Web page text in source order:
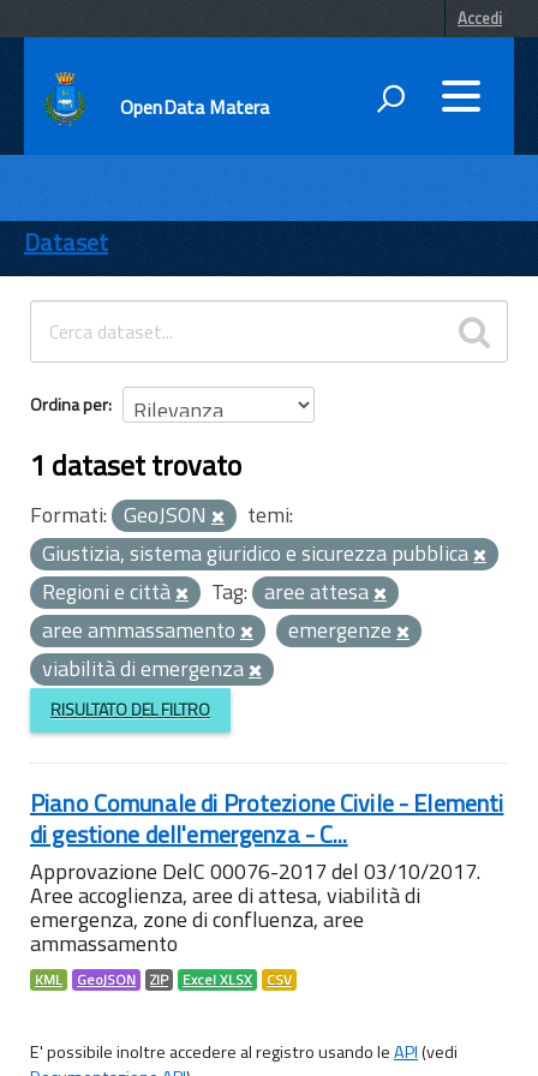
Accedi
OpenData Matera
ENTI
TEMI
INFORMAZIONI
Dataset
Ordina per
1 dataset trovato
Formati: GeoJSON
temi:
Giustizia, sistema giuridico e sicurezza pubblica
Regioni e città
Tag: aree attesa
aree ammassamento
emergenze
viabilità di emergenza
RISULTATO DEL FILTRO
Piano Comunale di Protezione Civile - Elementi
di gestione dell'emergenza - C...
Approvazione DelC 00076-2017 del 03/10/2017.
Aree accoglienza, aree di attesa, viabilità di
emergenza, zone di confluenza, aree
ammassamento
KML GeoJSON ZIP Excel XLSX CSV
E' possibile inoltre accedere al registro usando leAPI(vedi